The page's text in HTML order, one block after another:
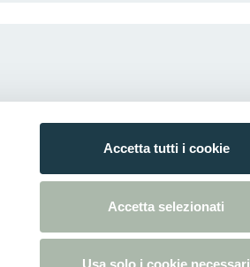
Accetta tutti i cookie
Accetta selezionati
Usa solo i cookie necessari